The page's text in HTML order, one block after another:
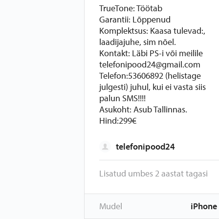
TrueTone: Töötab
Garantii: Lõppenud
Komplektsus: Kaasa tulevad:,
laadijajuhe, sim nõel.
Kontakt: Läbi PS-i või meilile
telefonipood24@gmail.com
Telefon:53606892 (helistage
julgesti) juhul, kui ei vasta siis
palun SMS!!!!
Asukoht: Asub Tallinnas.
Hind:299€
telefonipood24
Lisatud umbes 2 aastat tagasi
Mudel